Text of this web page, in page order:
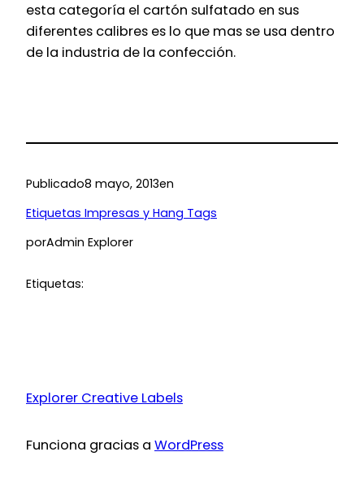
esta categoría el cartón sulfatado en sus
diferentes calibres es lo que mas se usa dentro
de la industria de la confección.
Publicado8 mayo, 2013en
Etiquetas Impresas y Hang Tags
porAdmin Explorer
Etiquetas:
Explorer Creative Labels
Funciona gracias a WordPress